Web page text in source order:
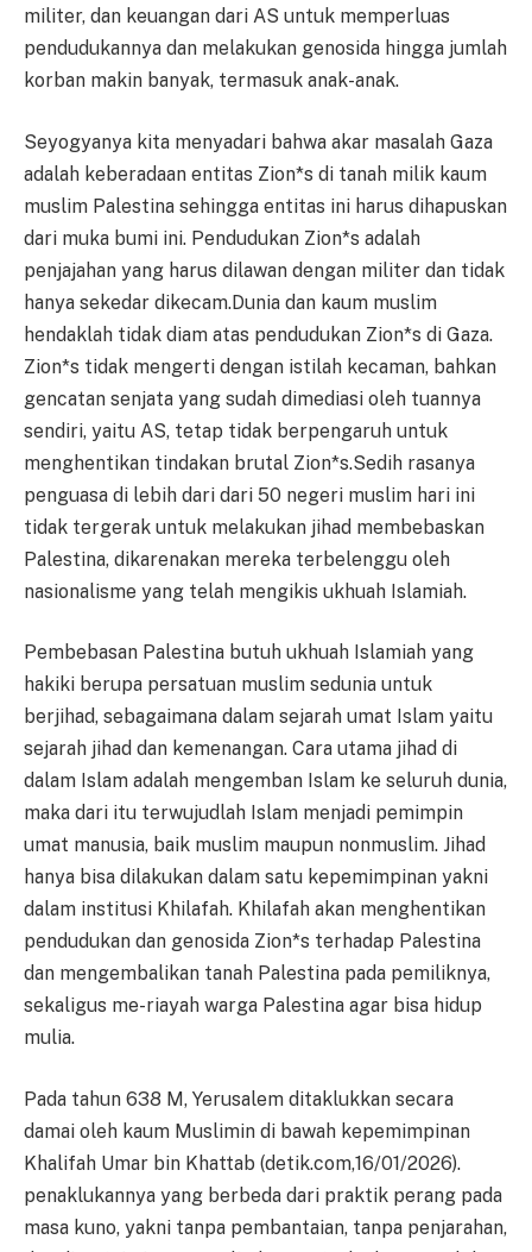
militer, dan keuangan dari AS untuk memperluas
pendudukannya dan melakukan genosida hingga jumlah
korban makin banyak, termasuk anak-anak.
Seyogyanya kita menyadari bahwa akar masalah Gaza
adalah keberadaan entitas Zion*s di tanah milik kaum
muslim Palestina sehingga entitas ini harus dihapuskan
dari muka bumi ini. Pendudukan Zion*s adalah
penjajahan yang harus dilawan dengan militer dan tidak
hanya sekedar dikecam.Dunia dan kaum muslim
hendaklah tidak diam atas pendudukan Zion*s di Gaza.
Zion*s tidak mengerti dengan istilah kecaman, bahkan
gencatan senjata yang sudah dimediasi oleh tuannya
sendiri, yaitu AS, tetap tidak berpengaruh untuk
menghentikan tindakan brutal Zion*s.Sedih rasanya
penguasa di lebih dari dari 50 negeri muslim hari ini
tidak tergerak untuk melakukan jihad membebaskan
Palestina, dikarenakan mereka terbelenggu oleh
nasionalisme yang telah mengikis ukhuah Islamiah.
Pembebasan Palestina butuh ukhuah Islamiah yang
hakiki berupa persatuan muslim sedunia untuk
berjihad, sebagaimana dalam sejarah umat Islam yaitu
sejarah jihad dan kemenangan. Cara utama jihad di
dalam Islam adalah mengemban Islam ke seluruh dunia,
maka dari itu terwujudlah Islam menjadi pemimpin
umat manusia, baik muslim maupun nonmuslim. Jihad
hanya bisa dilakukan dalam satu kepemimpinan yakni
dalam institusi Khilafah. Khilafah akan menghentikan
pendudukan dan genosida Zion*s terhadap Palestina
dan mengembalikan tanah Palestina pada pemiliknya,
sekaligus me-riayah warga Palestina agar bisa hidup
mulia.
Pada tahun 638 M, Yerusalem ditaklukkan secara
damai oleh kaum Muslimin di bawah kepemimpinan
Khalifah Umar bin Khattab (detik.com,16/01/2026).
penaklukannya yang berbeda dari praktik perang pada
masa kuno, yakni tanpa pembantaian, tanpa penjarahan,